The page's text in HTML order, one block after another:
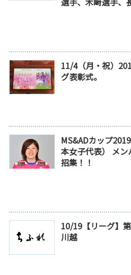
11/4（月・祝）
グ表彰式。
MS&ADカップ
本女子代表） メ
招集！！
10/19【リーグ】
川越